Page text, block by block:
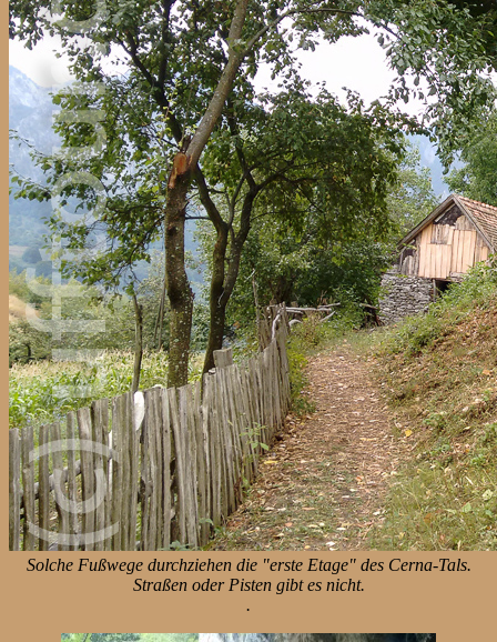
Solche Fußwege durchziehen die "erste Etage" des Cerna-Tals.
Straßen oder Pisten gibt es nicht.
.